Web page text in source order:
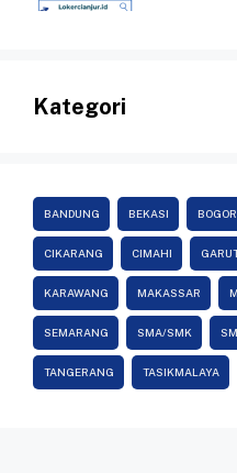
Kategori
BANDUNG BEKASI BOGOR
CIKARANG CIMAHI
KARAWANG MAKASSAR
SEMARANG SMA/SMK
TANGERANG TASIKMALAYA